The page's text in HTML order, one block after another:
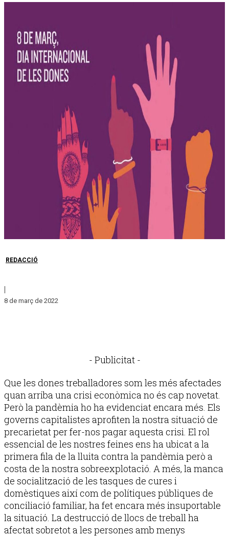
REDACCIÓ
|
8 de març de 2022
- Publicitat -
Que les dones treballadores som les més afectades
quan arriba una crisi econòmica no és cap novetat.
Però la pandèmia ho ha evidenciat encara més. Els
governs capitalistes aprofiten la nostra situació de
precarietat per fer-nos pagar aquesta crisi. El rol
essencial de les nostres feines ens ha ubicat a la
primera fila de la lluita contra la pandèmia però a
costa de la nostra sobreexplotació. A més, la manca
de socialització de les tasques de cures i
domèstiques així com de polítiques públiques de
conciliació familiar, ha fet encara més insuportable
la situació. La destrucció de llocs de treball ha
afectat sobretot a les persones amb menys